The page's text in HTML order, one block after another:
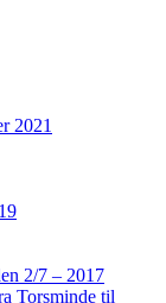
2021
2/7 – 2017
Torsminde til